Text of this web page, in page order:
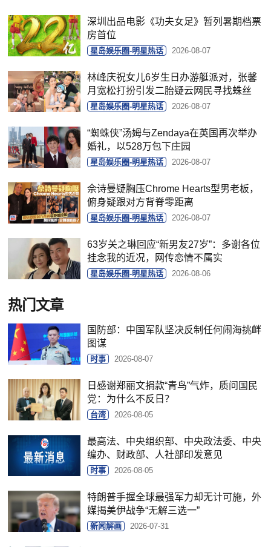
深圳出品电影《功夫女足》暂列暑期档票
房首位
星岛娱乐圈-明星热话 2026-08-07
林峰庆祝女儿6岁生日办游艇派对，张馨
月宽松打扮引发二胎疑云网民寻找蛛丝
星岛娱乐圈-明星热话 2026-08-07
“蜘蛛侠”汤姆与Zendaya在英国再次举办
婚礼，以528万包下庄园
星岛娱乐圈-明星热话 2026-08-07
佘诗曼疑胸压Chrome Hearts型男老板，
俯身疑跟对方背脊零距离
星岛娱乐圈-明星热话 2026-08-07
63岁关之琳回应“新男友27岁”：多谢各位
挂念我的近况，网传恋情不属实
星岛娱乐圈-明星热话 2026-08-06
热门文章
国防部：中国军队坚决反制任何闹海挑衅
图谋
时事 2026-08-07
日感谢郑丽文捐款“青鸟”气炸，质问国民
党：为什么不反日？
台湾 2026-08-05
最高法、中央组织部、中央政法委、中央
编办、财政部、人社部印发意见
时事 2026-08-05
特朗普手握全球最强军力却无计可施，外
媒揭美伊战争“无解三选一”
新闻解画 2026-07-31